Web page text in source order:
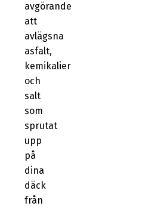
avgörande
att
avlägsna
asfalt,
kemikalier
och
salt
som
sprutat
upp
på
dina
däck
från